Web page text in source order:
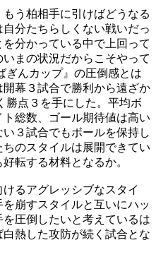
もう柏相手に引けばどうなる
分たちらしくない戦いだっ
分かっている中で上回って
まの状況だからこそやって
ぎんカップ』の圧倒感とは
幕３試合で勝利から遠ざか
勝点３を手にした。平均ボ
総数、ゴール期待値は高い
３試合でもボールを保持し
のスタイルは展開できてい
転する材料となるか。
るアグレッシブなスタイ
崩すスタイルと互いにハッ
圧倒したいと考えているは
熱した攻防が続く試合とな